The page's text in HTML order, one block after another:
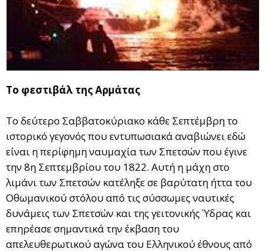
Το φεστιβάλ της Αρμάτας
Tο δεύτερο Σαββατοκύριακο κάθε Σεπτέμβρη το
ιστορικό γεγονός που εντυπωσιακά αναβιώνει εδώ
είναι η περίφημη ναυμαχία των Σπετσών που έγινε
την 8η Σεπτεμβρίου του 1822. Αυτή η μάχη στο
λιμάνι των Σπετσών κατέληξε σε βαρύτατη ήττα του
Οθωμανικού στόλου από τις σύσσωμες ναυτικές
δυνάμεις των Σπετσών και της γειτονικής Ύδρας και
επηρέασε σημαντικά την έκβαση του
απελευθερωτικού αγώνα του Ελληνικού έθνους από